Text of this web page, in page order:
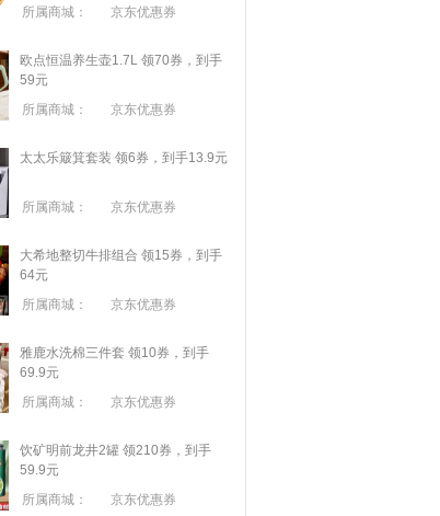
所属商城： 京东优惠券
欧点恒温养生壶1.7L 领70券，到手
59元
所属商城：
京东优惠券
太太乐簸箕套装 领6券，到手13.9元
所属商城： 京东优惠券
大希地整切牛排组合 领15券，到手
64元
所属商城：
京东优惠券
雅鹿水洗棉三件套 领10券，到手
69.9元
所属商城：
京东优惠券
饮矿明前龙井2罐 领210券，到手
59.9元
所属商城：
京东优惠券